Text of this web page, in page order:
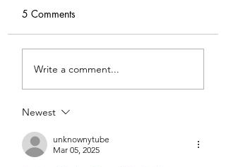
MY FITNESS JOURNEY
GROUP
5 Comments
Write a comment...
Newest
unknownytube
Mar 05, 2025